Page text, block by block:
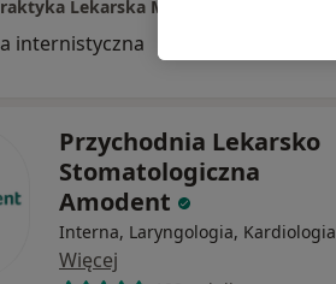
Lekarska Marek Golatowski
internistyczna
Przychodnia Lekarsko
Stomatologiczna
Amodent
Interna, Laryngologia, Kardiologia
Więcej